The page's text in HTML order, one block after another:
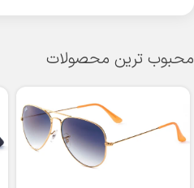
محبوب ترین محصولات